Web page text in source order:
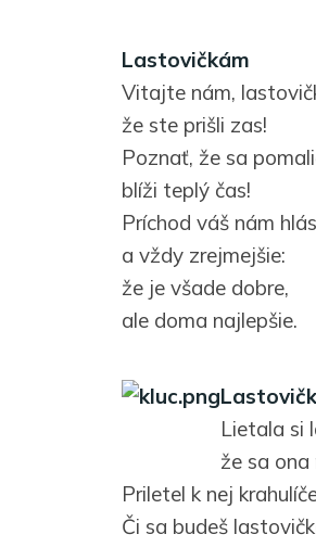
Lastovičkám
Vitajte nám,
že ste prišli zas!
Poznať, že sa
blíži teplý čas!
Príchod váš nám
a vždy zrejmejšie:
že je všade dobre,
ale doma najlepšie.
Lietala si
že sa
Priletel k nej
Či sa budeš